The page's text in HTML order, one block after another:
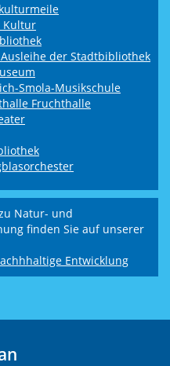
Kultur
der Stadtbibliothek
Smola-Musikschule
Fruchthalle
Natur- und
finden Sie auf unserer
Entwicklung